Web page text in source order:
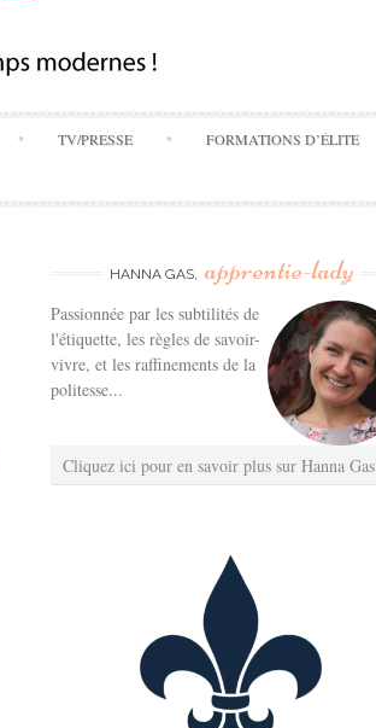
TV/PRESSE FORMATIONS D’ÉLITE
HANNA GAS, apprentie-lady
Passionnée par les subtilités de
l'étiquette, les règles de savoir-
vivre, et les raffinements de la
politesse...
Cliquez ici pour en savoir plus sur Hanna Gas